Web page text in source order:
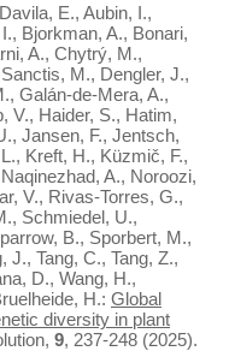
E., Aubin, I.,
Bjorkman, A., Bonari,
A., Chytrý, M.,
M., Dengler, J.,
Galán-de-Mera, A.,
V., Haider, S., Hatim,
Jansen, F., Jentsch,
Kreft, H., Küzmič, F.,
A., Noroozi,
V., Rivas-Torres, G.,
Schmiedel, U.,
B., Sporbert, M.,
J., Tang, C., Tang, Z.,
D., Wang, H.,
H.: Global
diversity in plant
9, 237-248 (2025).